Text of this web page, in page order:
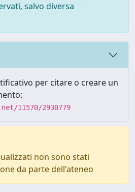
salvo diversa
per citare o creare un
11570/2930779
non sono stati
da parte dell'ateneo